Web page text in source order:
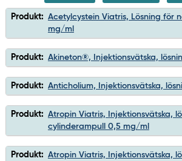
Produkt: Acetylcystein Viatris, Lösning för
mg/ml
Produkt: Akineton®, Injektionsvätska,
Produkt: Anticholium, Injektionsvätska,
Produkt: Atropin Viatris, Injektionsvätska,
cylinderampull 0,5 mg/ml
Produkt: Atropin Viatris, Injektionsvätska,